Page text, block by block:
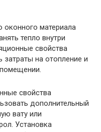
оконного материала
тепло внутри
свойства
на отопление и
свойства
дополнительный
вату или
Установка